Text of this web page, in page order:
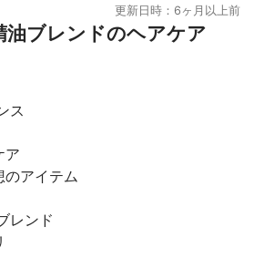
更新日時：6ヶ月以上前
油ブレンドのヘアケア
ス
ア
のアイテム
レンド